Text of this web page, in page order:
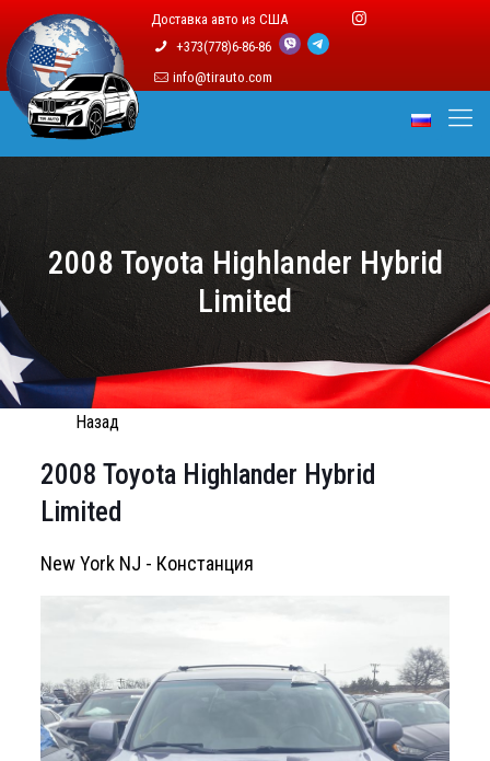
Доставка авто из США
+373(778)6-86-86
info@tirauto.com
2008 Toyota Highlander Hybrid
Limited
Назад
2008 Toyota Highlander Hybrid
Limited
New York NJ - Констанция